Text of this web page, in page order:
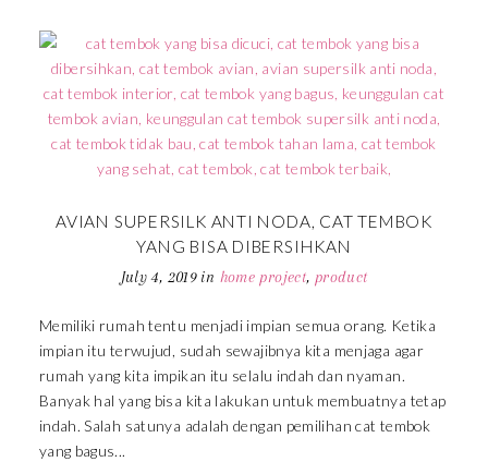
AVIAN SUPERSILK ANTI NODA, CAT TEMBOK
YANG BISA DIBERSIHKAN
July 4, 2019 in home project, product
Memiliki rumah tentu menjadi impian semua orang. Ketika
impian itu terwujud, sudah sewajibnya kita menjaga agar
rumah yang kita impikan itu selalu indah dan nyaman.
Banyak hal yang bisa kita lakukan untuk membuatnya tetap
indah. Salah satunya adalah dengan pemilihan cat tembok
yang bagus...